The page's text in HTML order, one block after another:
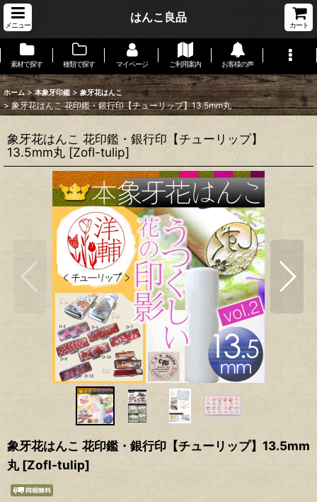
メニュー
はんこ良品
カート
素材で探す 種類で探す マイページ ご利用案内 お客様の声
ホーム > 本象牙印鑑 > 象牙花はんこ
> 象牙花はんこ 花印鑑・銀行印【チューリップ】13.5mm丸
象牙花はんこ 花印鑑・銀行印【チューリップ】
13.5mm丸 [Zofl-tulip]
象牙花はんこ 花印鑑・銀行印【チューリップ】13.5mm
丸 [Zofl-tulip]